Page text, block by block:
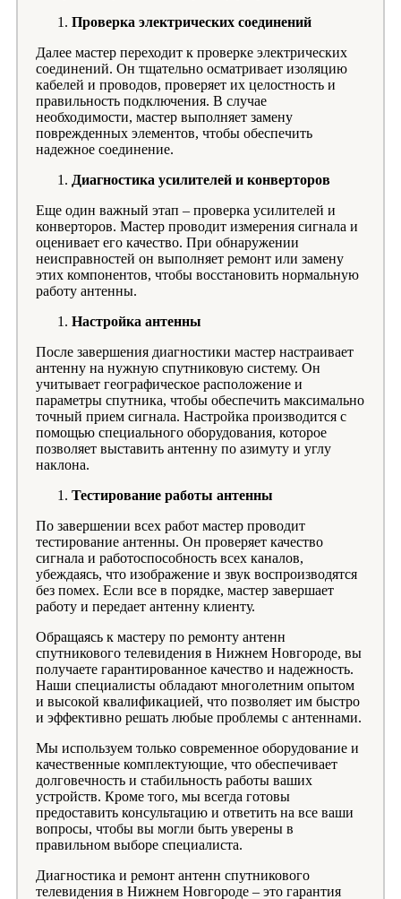
Проверка электрических соединений
Далее мастер переходит к проверке электрических
соединений. Он тщательно осматривает изоляцию
кабелей и проводов, проверяет их целостность и
правильность подключения. В случае
необходимости, мастер выполняет замену
поврежденных элементов, чтобы обеспечить
надежное соединение.
Диагностика усилителей и конверторов
Еще один важный этап – проверка усилителей и
конверторов. Мастер проводит измерения сигнала и
оценивает его качество. При обнаружении
неисправностей он выполняет ремонт или замену
этих компонентов, чтобы восстановить нормальную
работу антенны.
Настройка антенны
После завершения диагностики мастер настраивает
антенну на нужную спутниковую систему. Он
учитывает географическое расположение и
параметры спутника, чтобы обеспечить максимально
точный прием сигнала. Настройка производится с
помощью специального оборудования, которое
позволяет выставить антенну по азимуту и углу
наклона.
Тестирование работы антенны
По завершении всех работ мастер проводит
тестирование антенны. Он проверяет качество
сигнала и работоспособность всех каналов,
убеждаясь, что изображение и звук воспроизводятся
без помех. Если все в порядке, мастер завершает
работу и передает антенну клиенту.
Обращаясь к мастеру по ремонту антенн
спутникового телевидения в Нижнем Новгороде, вы
получаете гарантированное качество и надежность.
Наши специалисты обладают многолетним опытом
и высокой квалификацией, что позволяет им быстро
и эффективно решать любые проблемы с антеннами.
Мы используем только современное оборудование и
качественные комплектующие, что обеспечивает
долговечность и стабильность работы ваших
устройств. Кроме того, мы всегда готовы
предоставить консультацию и ответить на все ваши
вопросы, чтобы вы могли быть уверены в
правильном выборе специалиста.
Диагностика и ремонт антенн спутникового
телевидения в Нижнем Новгороде – это гарантия